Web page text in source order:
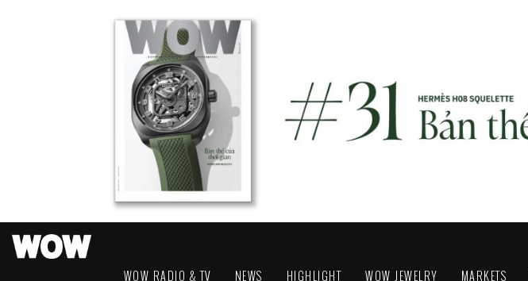
WOW RADIO & TV NEWS HIGHLIGHT WOW JEWELRY MARKETS